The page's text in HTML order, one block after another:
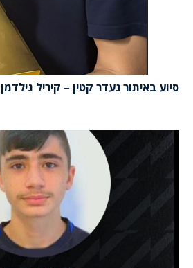
סיוע באיתור נעדר קטין – קיריל גילדמן